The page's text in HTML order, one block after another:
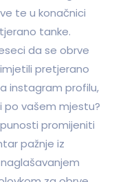
te u konačnici
tanke.
da se obrve
pretjerano
instagram profilu,
po vašem mjestu?
promijeniti
pažnje iz